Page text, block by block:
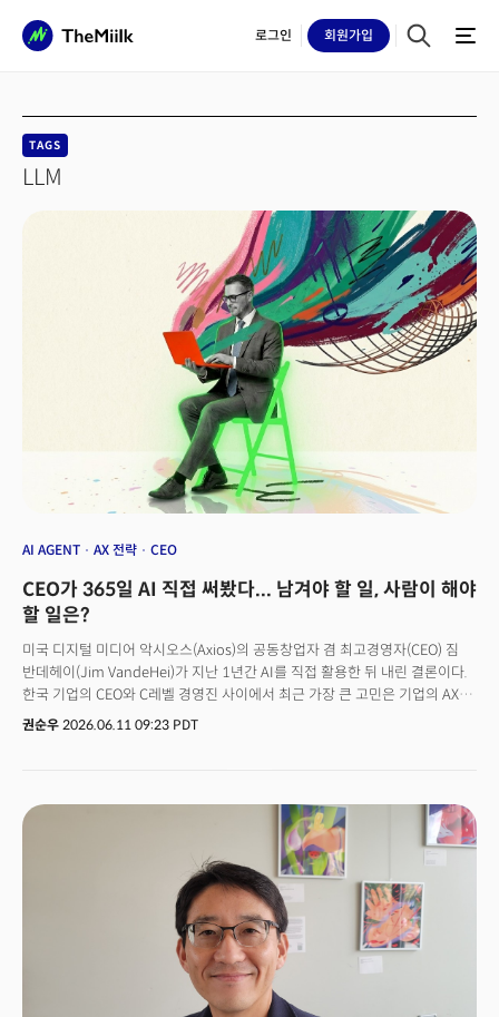
로그인 회원가입
TAGS
LLM
AI AGENT AX 전략 CEO
CEO가 365일 AI 직접 써봤다... 남겨야 할 일, 사람이 해야
할 일은?
미국 디지털 미디어 악시오스(Axios)의 공동창업자 겸 최고경영자(CEO) 짐
반데헤이(Jim VandeHei)가 지난 1년간 AI를 직접 활용한 뒤 내린 결론이다.
한국 기업의 CEO와 C레벨 경영진 사이에서 최근 가장 큰 고민은 기업의 AX
전환이다. AI를 도입해야 한다는 데는 이견이 없다. 하지만 어디에 적용해야
운영 모델과 의사결정 체계를 고민하는 기업도 빠르게 늘고 있다.반데헤이는
이 질문에 직접 답을 찾기로 했다. 스스로를 'CEO 실험실의 쥐'로 만들고 매일
새벽 챗GPT와 클로드를 사용했다. 개인 업무는 물론 사업 운영 전반에 AI를
적용했고, 경영진에게도 AI 에이전트 활용을 요구했다. AI를 적극 활용한
CEO가 1년간의 실험 끝에 발견한 것은 기술의 한계보다 조직의 한계였다.
그는 "AI는 보고서를 더 빨리 쓰게 만들고, 분석과 의사결정을 지원하며, 개인
생산성을 극적으로 높였다"고 말했다. 하지만 조직의 프로세스와 보고 체계,
의사결정 구조로 인해 그 효과가 마지막 단계에서 멈췄다. 개인은 빨라졌지만
조직은 여전히 느렸다는 것이다. 이런 결론은 반데헤이 개인의 경험에 그치지
않는다. 매사추세츠공과대학(MIT), 보스턴컨설팅그룹(BCG), 맥킨지
권순우 2026.06.11 09:23 PDT